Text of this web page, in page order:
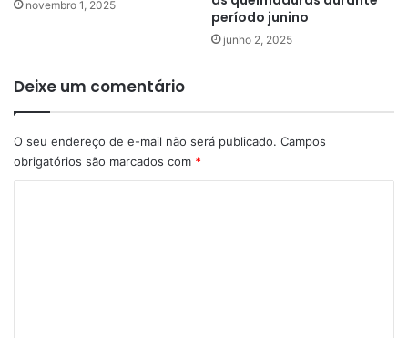
novembro 1, 2025
período junino
junho 2, 2025
Deixe um comentário
O seu endereço de e-mail não será publicado. Campos
obrigatórios são marcados com *